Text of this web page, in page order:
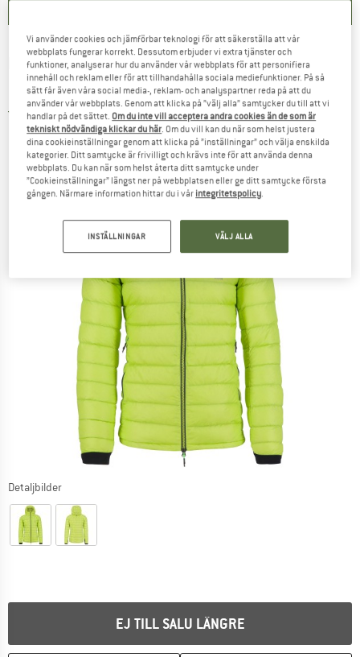
KARPOS -Highest Down Hoodie Jacket -
Dunjacka
5,0(1)
Detaljbilder
EJ TILL SALU LÄNGRE
Vi använder cookies och jämförbar teknologi för att säkerställa att vår
webbplats fungerar korrekt. Dessutom erbjuder vi extra tjänster och
funktioner, analyserar hur du använder vår webbplats för att personifiera
innehåll och reklam eller för att tillhandahålla sociala mediefunktioner. På så
sätt får även våra social media-, reklam- och analyspartner reda på att du
använder vår webbplats. Genom att klicka på ”välj alla” samtycker du till att vi
handlar på det sättet. Om du inte vill acceptera andra cookies än de som är
tekniskt nödvändiga klickar du här. Om du vill kan du när som helst justera
dina cookieinställningar genom att klicka på ”inställningar” och välja enskilda
kategorier. Ditt samtycke är frivilligt och krävs inte för att använda denna
webbplats. Du kan när som helst återta ditt samtycke under
”Cookieinställningar” längst ner på webbplatsen eller ge ditt samtycke första
gången. Närmare information hittar du i vår integritetspolicy.
INSTÄLLNINGAR VÄLJ ALLA